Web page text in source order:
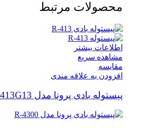
محصولات مرتبط
اطلاعات بیشتر
مشاهده سریع
مقایسه
افزودن به علاقه مندی
پیستوله بادی پرونا مدل R-413G13